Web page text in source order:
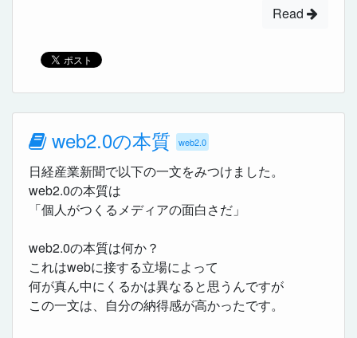
Read
web2.0の本質 web2.0
日経産業新聞で以下の一文をみつけました。
web2.0の本質は
「個人がつくるメディアの面白さだ」
web2.0の本質は何か？
これはwebに接する立場によって
何が真ん中にくるかは異なると思うんですが
この一文は、自分の納得感が高かったです。